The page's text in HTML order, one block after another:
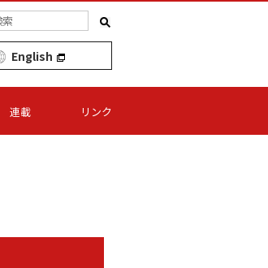
English
連載 リンク